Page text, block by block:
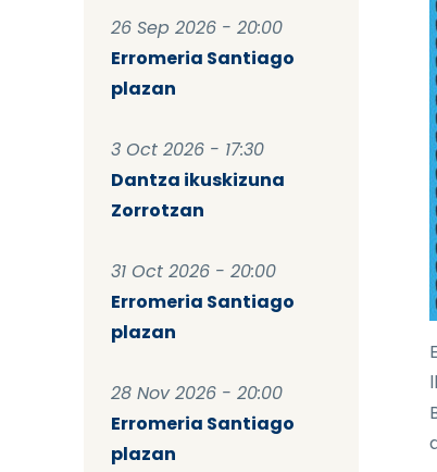
26 Sep 2026 - 20:00
Erromeria Santiago
plazan
3 Oct 2026 - 17:30
Dantza ikuskizuna
Zorrotzan
31 Oct 2026 - 20:00
Erromeria Santiago
plazan
28 Nov 2026 - 20:00
Erromeria Santiago
plazan